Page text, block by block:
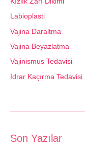
Labioplasti
Vajina Daraltma
Vajina Beyazlatma
Vajinismus Tedavisi
İdrar Kaçırma Tedavisi
Son Yazılar